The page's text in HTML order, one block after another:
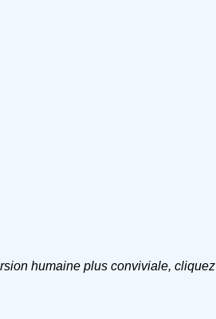
humaine plus conviviale, cliquez